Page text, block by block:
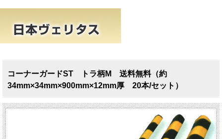
コーナーガードST トラ柄M 送料無料（約
34mm×34mm×900mm×12mm厚 20本/セット）